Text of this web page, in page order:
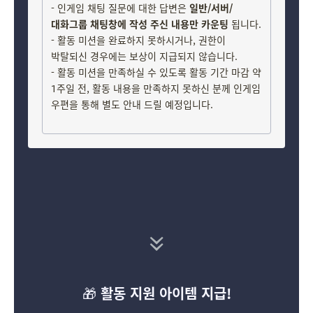
- 인게임 채팅 질문에 대한 답변은 일반/서버/
대화그룹 채팅창에 작성 주신 내용만 카운팅 됩니다.
- 활동 미션을 완료하지 못하시거나, 권한이
박탈되신 경우에는 보상이 지급되지 않습니다.
- 활동 미션을 만족하실 수 있도록 활동 기간 마감 약
1주일 전, 활동 내용을 만족하지 못하신 분께 인게임
우편을 통해 별도 안내 드릴 예정입니다.
🎁 활동 지원 아이템 지급!